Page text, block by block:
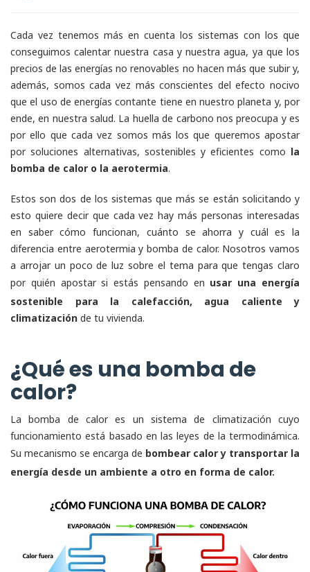
Cada vez tenemos más en cuenta los sistemas con los que
conseguimos calentar nuestra casa y nuestra agua, ya que los
precios de las energías no renovables no hacen más que subir y,
además, somos cada vez más conscientes del efecto nocivo
que el uso de energías contante tiene en nuestro planeta y, por
ende, en nuestra salud. La huella de carbono nos preocupa y es
por ello que cada vez somos más los que queremos apostar
por soluciones alternativas, sostenibles y eficientes como la
bomba de calor o la aerotermia.
Estos son dos de los sistemas que más se están solicitando y
esto quiere decir que cada vez hay más personas interesadas
en saber cómo funcionan, cuánto se ahorra y cuál es la
diferencia entre aerotermia y bomba de calor. Nosotros vamos
a arrojar un poco de luz sobre el tema para que tengas claro
por quién apostar si estás pensando en usar una energía
sostenible para la calefacción, agua caliente y
climatización de tu vivienda.
¿Qué es una bomba de
calor?
La bomba de calor es un sistema de climatización cuyo
funcionamiento está basado en las leyes de la termodinámica.
Su mecanismo se encarga de bombear calor y transportar la
energía desde un ambiente a otro en forma de calor.